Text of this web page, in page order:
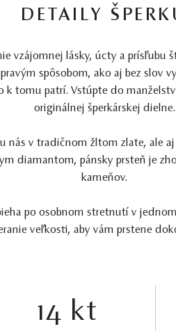
DETAILY
vzájomnej lásky, úcty a prísľubu
spôsobom, ako aj bez slov
k tomu patrí. Vstúpte do
originálnej šperkárskej dielne.
nás v tradičnom žltom zlate, ale
diamantom, pánsky prsteň je
kameňov.
po osobnom stretnutí v
veľkosti, aby vám prstene
14 kt